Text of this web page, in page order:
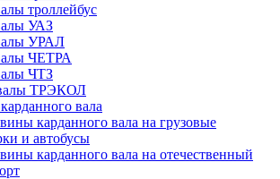
троллейбус
УАЗ
УРАЛ
ЧЕТРА
ЧТЗ
ТРЭКОЛ
вала
карданного вала на грузовые
и автобусы
карданного вала на отечественный